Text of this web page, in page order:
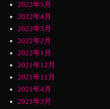
2022年5月
2022年4月
2022年3月
2022年2月
2022年1月
2021年12月
2021年11月
2021年4月
2021年3月